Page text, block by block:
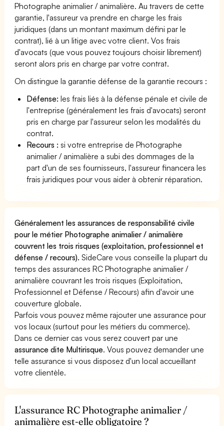
Photographe animalier / animalière. Au travers de cette
garantie, l'assureur va prendre en charge les frais
juridiques (dans un montant maximum défini par le
contrat), lié à un litige avec votre client. Vos frais
d'avocats (que vous pouvez toujours choisir librement)
seront alors pris en charge par votre contrat.
On distingue la garantie défense de la garantie recours :
Défense: les frais liés à la défense pénale et civile de
l'entreprise (généralement les frais d'avocats) seront
pris en charge par l'assureur selon les modalités du
contrat.
Recours : si votre entreprise de Photographe
animalier / animalière a subi des dommages de la
part d'un de ses fournisseurs, l'assureur financera les
frais juridiques pour vous aider à obtenir réparation.
Généralement les assurances de responsabilité civile
pour le métier Photographe animalier / animalière
couvrent les trois risques (exploitation, professionnel et
défense / recours). SideCare vous conseille la plupart du
temps des assurances RC Photographe animalier /
animalière couvrant les trois risques (Exploitation,
Professionnel et Défense / Recours) afin d'avoir une
couverture globale.
Parfois vous pouvez même rajouter une assurance pour
vos locaux (surtout pour les métiers du commerce).
Dans ce dernier cas vous serez couvert par une
assurance dite Multirisque. Vous pouvez demander une
telle assurance si vous disposez d'un local accueillant
votre clientèle.
L'assurance RC Photographe animalier /
animalière est-elle obligatoire ?